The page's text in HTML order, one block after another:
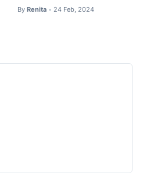
By Renita • 24 Feb, 2024